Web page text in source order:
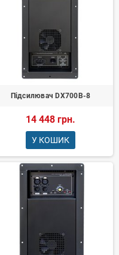
Підсилювач DX700B-8
14 448 грн.
У КОШИК